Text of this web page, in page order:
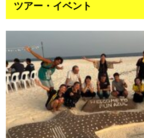
ツアー・イベント